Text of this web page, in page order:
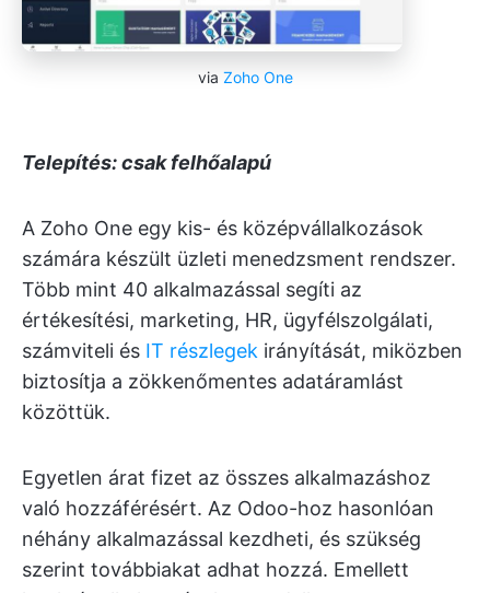
via Zoho One
Telepítés: csak felhőalapú
A Zoho One egy kis- és középvállalkozások
számára készült üzleti menedzsment rendszer.
Több mint 40 alkalmazással segíti az
értékesítési, marketing, HR, ügyfélszolgálati,
számviteli és IT részlegek irányítását, miközben
biztosítja a zökkenőmentes adatáramlást
közöttük.
Egyetlen árat fizet az összes alkalmazáshoz
való hozzáférésért. Az Odoo-hoz hasonlóan
néhány alkalmazással kezdheti, és szükség
szerint továbbiakat adhat hozzá. Emellett